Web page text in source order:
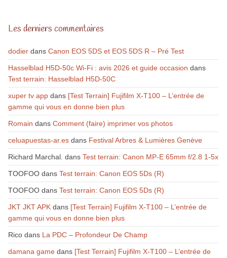
Les derniers commentaires
dodierdans Canon EOS 5DS et EOS 5DS R – Pré Test
Hasselblad H5D-50c Wi-Fi : avis 2026 et guide occasion dans
Test terrain: Hasselblad H5D-50C
xuper tv appdans [Test Terrain] Fujifilm X-T100 – L’entrée de
gamme qui vous en donne bien plus
Romain dans Comment (faire) imprimer vos photos
celuapuestas-ar.esdans Festival Arbres & Lumières Genève
Richard Marchal. dans Test terrain: Canon MP-E 65mm f/2.8 1-5x
TOOFOOdans Test terrain: Canon EOS 5Ds (R)
TOOFOOdans Test terrain: Canon EOS 5Ds (R)
JKT JKT APKdans [Test Terrain] Fujifilm X-T100 – L’entrée de
gamme qui vous en donne bien plus
Ricodans La PDC – Profondeur De Champ
damana gamedans [Test Terrain] Fujifilm X-T100 – L’entrée de